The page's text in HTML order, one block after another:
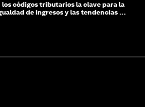
los códigos tributarios la clave para la
de ingresos y las tendencias de